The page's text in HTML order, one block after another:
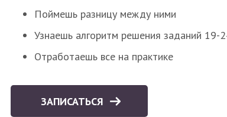
Поймешь разницу между ними
Узнаешь алгоритм решения заданий 19-
Отработаешь все на практике
ЗАПИСАТЬСЯ